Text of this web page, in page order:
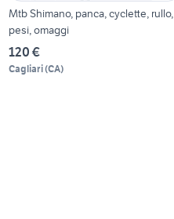
Mtb Shimano, panca, cyclette, rullo,
pesi, omaggi
120 €
Cagliari(CA)